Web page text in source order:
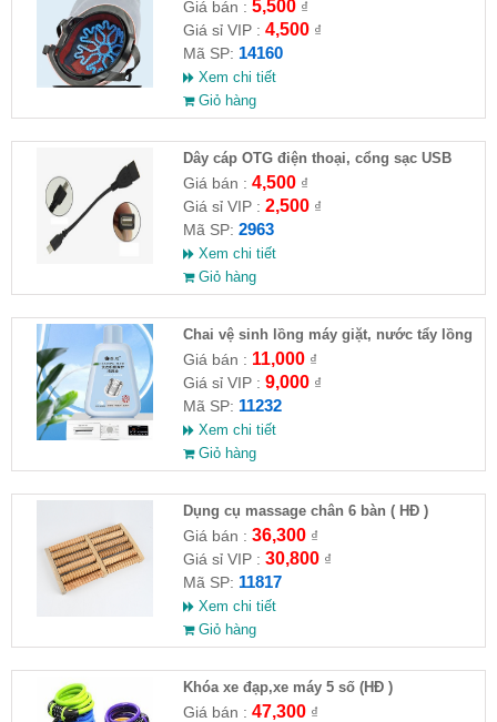
Giá bán : 5,500₫
Giá sỉ VIP : 4,500₫
Mã SP: 14160
Xem chi tiết
Giỏ hàng
Dây cáp OTG điện thoại, cổng sạc USB
Giá bán : 4,500₫
Giá sỉ VIP : 2,500₫
Mã SP: 2963
Xem chi tiết
Giỏ hàng
Chai vệ sinh lồng máy giặt, nước tẩy lồng
máy giặt CLEANING FLUID
Giá bán : 11,000₫
Giá sỉ VIP : 9,000₫
Mã SP: 11232
Xem chi tiết
Giỏ hàng
Dụng cụ massage chân 6 bàn ( HĐ )
Giá bán : 36,300₫
Giá sỉ VIP : 30,800₫
Mã SP: 11817
Xem chi tiết
Giỏ hàng
Khóa xe đạp,xe máy 5 số (HĐ )
Giá bán : 47,300₫